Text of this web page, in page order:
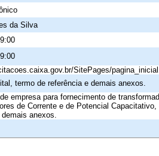
da Silva
SitePages/
termo de referência e demais anexos.
empresa para fornecimento de
de Corrente e de Potencial
demais anexos.